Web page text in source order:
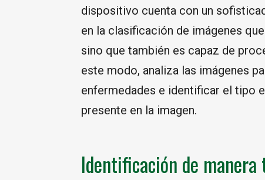
dispositivo cuenta con un
en la clasificación de imágenes
sino que también es capaz de
este modo, analiza las imágenes
enfermedades e identificar el tipo
presente en la imagen.
Identificación de manera